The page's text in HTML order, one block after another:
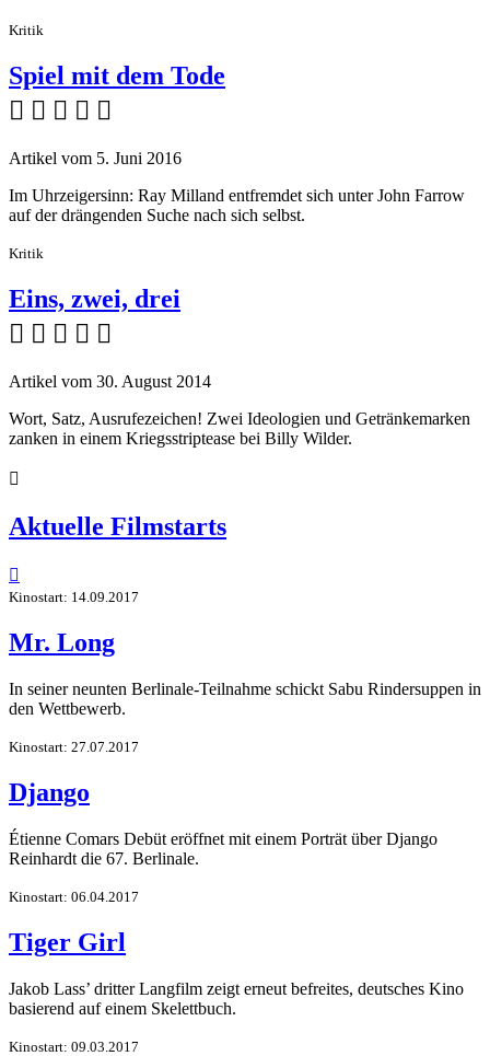
Kritik
Spiel mit dem Tode
    
Artikel vom 5. Juni 2016
Im Uhrzeigersinn: Ray Milland entfremdet sich unter John Farrow
auf der drängenden Suche nach sich selbst.
Kritik
Eins, zwei, drei
    
Artikel vom 30. August 2014
Wort, Satz, Ausrufezeichen! Zwei Ideologien und Getränkemarken
zanken in einem Kriegsstriptease bei Billy Wilder.

Aktuelle Filmstarts

Kinostart: 14.09.2017
Mr. Long
In seiner neunten Berlinale-Teilnahme schickt Sabu Rindersuppen in
den Wettbewerb.
Kinostart: 27.07.2017
Django
Étienne Comars Debüt eröffnet mit einem Porträt über Django
Reinhardt die 67. Berlinale.
Kinostart: 06.04.2017
Tiger Girl
Jakob Lass’ dritter Langfilm zeigt erneut befreites, deutsches Kino
basierend auf einem Skelettbuch.
Kinostart: 09.03.2017